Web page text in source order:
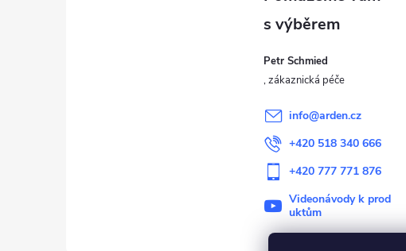
Petr Schmied
info@arden.cz
+420 518 340 666
+420 777 771 876
Videonávody k prod
uktům